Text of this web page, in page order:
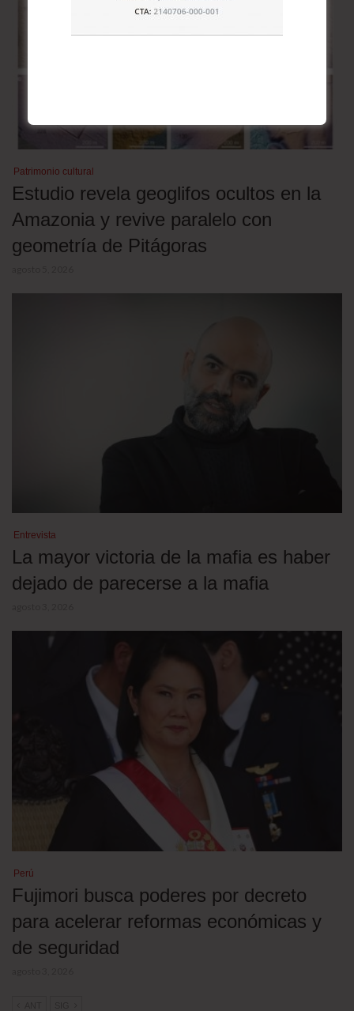
Patrimonio cultural
Estudio revela geoglifos ocultos en la
Amazonia y revive paralelo con
geometría de Pitágoras
Entrevista
La mayor victoria de la mafia es haber
dejado de parecerse a la mafia
Perú
Fujimori busca poderes por decreto
para acelerar reformas económicas y
de seguridad